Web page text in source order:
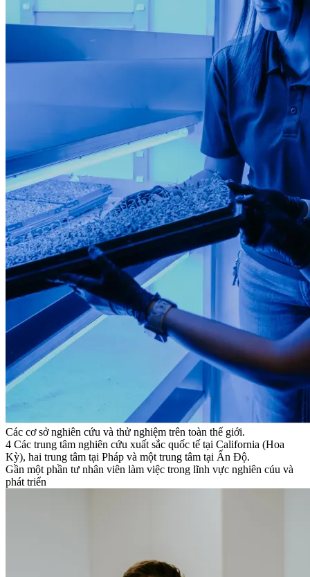
Các cơ sở nghiên cứu và thử nghiệm trên toàn thế giới.
4 Các trung tâm nghiên cứu xuất sắc quốc tế tại California (Hoa
Kỳ), hai trung tâm tại Pháp và một trung tâm tại Ấn Độ.
Gần một phần tư nhân viên làm việc trong lĩnh vực nghiên cúu và
phát triển